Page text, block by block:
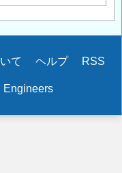
て ヘルプ RSS
Engineers